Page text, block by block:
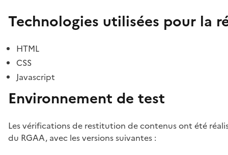
Technologies utilisées pour la
HTML
CSS
Javascript
Environnement de test
Les vérifications de restitution de contenus ont été
du RGAA, avec les versions suivantes :